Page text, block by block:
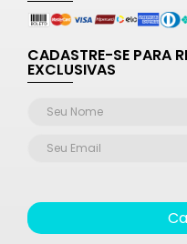
CADASTRE-SE PARA
EXCLUSIVAS